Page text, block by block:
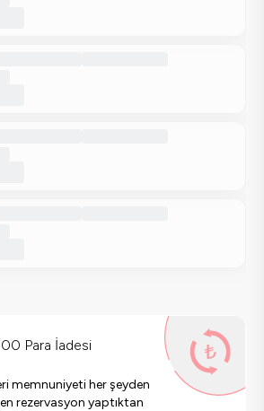
Para İadesi
memnuniyeti her şeyden
rezervasyon yaptıktan